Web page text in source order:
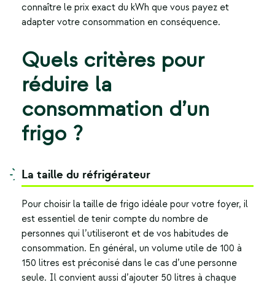
connaître le prix exact du kWh que vous payez et
adapter votre consommation en conséquence.
Quels critères pour
réduire la
consommation d’un
frigo ?
La taille du réfrigérateur
Pour choisir la taille de frigo idéale pour votre foyer, il
est essentiel de tenir compte du nombre de
personnes qui l’utiliseront et de vos habitudes de
consommation. En général, un volume utile de 100 à
150 litres est préconisé dans le cas d’une personne
seule. Il convient aussi d’ajouter 50 litres à chaque